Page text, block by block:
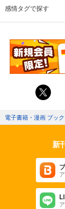
感情タグで探す
電子書籍・漫画 ブッ
新